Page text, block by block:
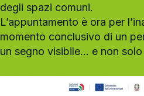
degli spazi comuni.
L’appuntamento è ora per
momento conclusivo di un
un segno visibile… e non solo